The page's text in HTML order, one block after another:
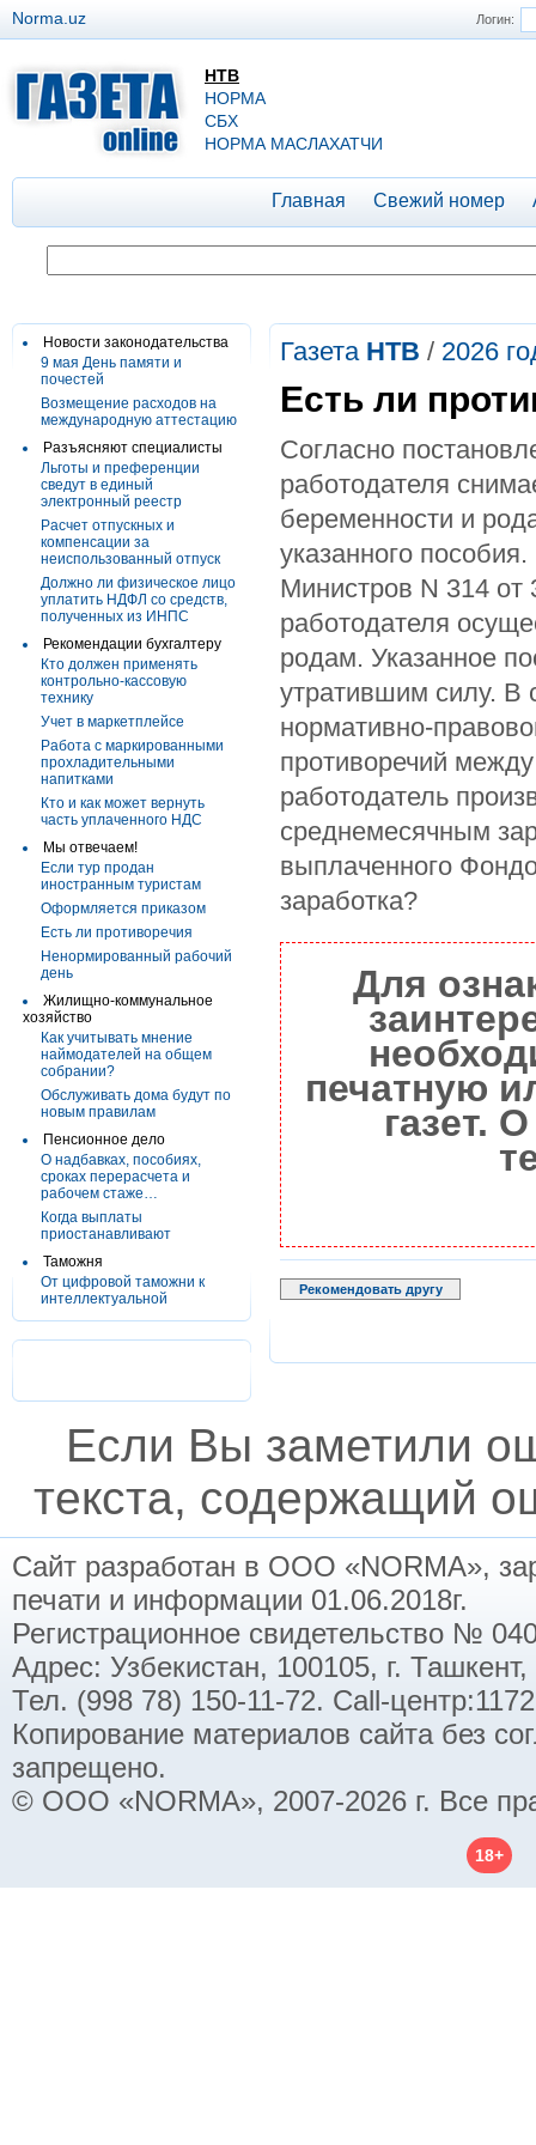
Логин:
Norma.uz
НТВ
НОРМА
СБХ
НОРМА МАСЛАХАТЧИ
Главная Свежий номер
Новости законодательства
9 мая День памяти и
почестей
Возмещение расходов на
международную аттестацию
Разъясняют специалисты
Льготы и преференции
сведут в единый
электронный реестр
Расчет отпускных и
компенсации за
неиспользованный отпуск
Должно ли физическое лицо
уплатить НДФЛ со средств,
полученных из ИНПС
Рекомендации бухгалтеру
Кто должен применять
контрольно-кассовую
технику
Учет в маркетплейсе
Работа с маркированными
прохладительными
напитками
Кто и как может вернуть
часть уплаченного НДС
Мы отвечаем!
Если тур продан
иностранным туристам
Оформляется приказом
Есть ли противоречия
Ненормированный рабочий
день
Жилищно-коммунальное
хозяйство
Как учитывать мнение
наймодателей на общем
собрании?
Обслуживать дома будут по
новым правилам
Пенсионное дело
О надбавках, пособиях,
сроках перерасчета и
рабочем стаже…
Когда выплаты
приостанавливают
Таможня
От цифровой таможни к
интеллектуальной
Газета НТВ / 2026
Есть ли
Согласно
работодателя
беременности и
указанного
Министров N 314 от
работодателя
родам. Указанное
утратившим силу. В
нормативно-
противоречий
работодатель
среднемесячным
выплаченного
заработка?
Для
печатную
газет.
Рекомендовать другу
Если Вы заметили
текста, содержащий
Сайт разработан в ООО «NORMA»,
печати и информации 01.06.2018г.
Регистрационное свидетельство №
Адрес: Узбекистан, 100105, г.
Тел. (998 78) 150-11-72. Call-
Копирование материалов сайта без
запрещено.
© ООО «NORMA», 2007-2026 г. Все
18+